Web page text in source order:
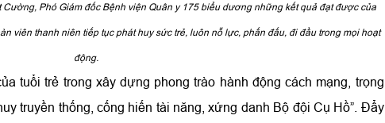
Phó Giám đốc Bệnh viện Quân y 175 biểu dương những kết quả đạt được của
viên thanh niên tiếp tục phát huy sức trẻ, luôn nỗ lực, phấn đấu, đi đầu trong mọi hoạt
động.
tuổi trẻ trong xây dựng phong trào hành động cách mạng, trọng
truyền thống, cống hiến tài năng, xứng danh Bộ đội Cụ Hồ”. Đẩy